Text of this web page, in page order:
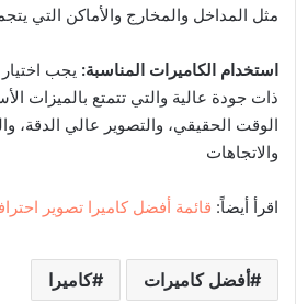
مثل المداخل والمخارج والأماكن التي
استخدام الكاميرات المناسبة: يجب اختيار
ذات جودة عالية والتي تتمتع بالميزات
الوقت الحقيقي، والتصوير عالي الدقة،
والاتجاهات
اقرأ أيضاً: قائمة أفضل كاميرا تصوير
أفضل كاميرات كاميرا